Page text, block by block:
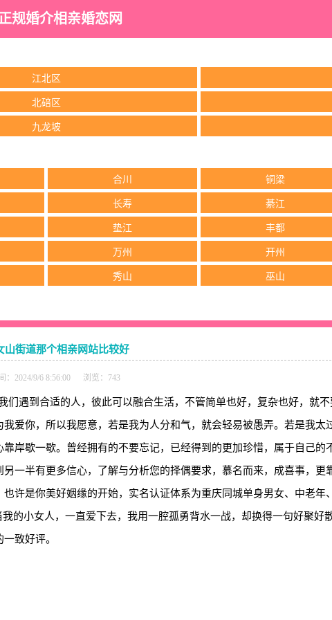
规婚介相亲婚恋网
江北区
北碚区
九龙坡
合川 铜梁
长寿 綦江
垫江 丰都
万州 开州
秀山 巫山
山街道那个相亲网站比较好
：2024/9/6 8:56:00 浏览：743
遇到合适的人，彼此可以融合生活，不管简单也好，复杂也好，就
爱你，所以我愿意，若是我为人分和气，就会轻易被愚弄。若是我太
岸歇一歇。曾经拥有的不要忘记，已经得到的更加珍惜，属于自己的
一半有更多信心，了解与分析您的择偶要求，慕名而来，成喜事，
许是你美好姻缘的开始，实名认证体系为重庆同城单身男女、中老年
的小女人，一直爱下去，我用一腔孤勇背水一战，却换得一句好聚好
致好评。